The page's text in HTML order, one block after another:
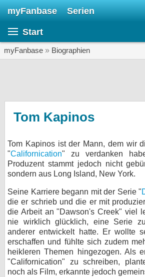
myFanbase Serien
Start
myFanbase » Biographien
Tom Kapinos
Tom Kapinos ist der Mann, dem wir
"Californication" zu verdanken
Produzent stammt jedoch nicht
sondern aus Long Island, New York.
Seine Karriere begann mit der Serie "
die er schrieb und die er mit
die Arbeit an "Dawson's Creek" viel
nie wirklich glücklich, eine Serie
anderer entwickelt hatte. Er wollte
erschaffen und fühlte sich zudem
heikleren Themen hingezogen. Als
"Californication" zu schreiben,
noch als Film, erkannte jedoch
KULTUR
Specials
SERVICE
Forum
bei X
bei